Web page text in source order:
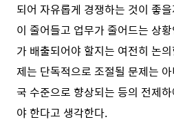
되어 자유롭게 경쟁하는 것이 좋
이 줄어들고 업무가 줄어드는 상
가 배출되어야 할지는 여전히 논
제는 단독적으로 조절될 문제는
국 수준으로 향상되는 등의 전제
야 한다고 생각한다.